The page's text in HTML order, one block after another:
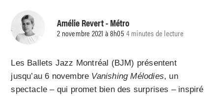
Amélie Revert- Métro
2 novembre 2021 à 8h05 4 minutes de lecture
Les Ballets Jazz Montréal (BJM) présentent
jusqu’au 6 novembre Vanishing Mélodies, un
spectacle – qui promet bien des surprises – inspiré